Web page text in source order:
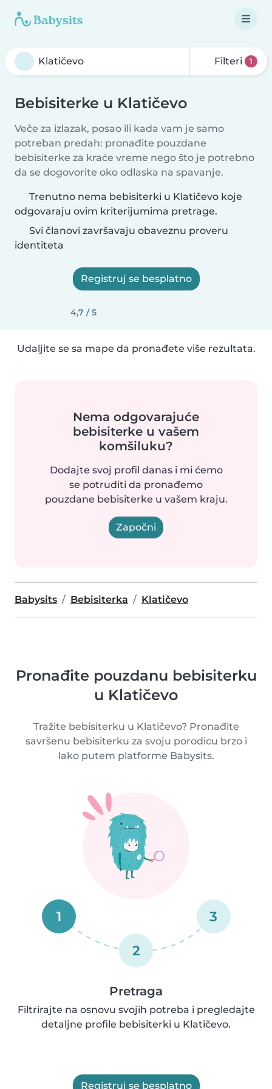
Filteri 1
Bebisiterke u Klatičevo
Veče za izlazak, posao ili kada vam je samo
potreban predah: pronađite pouzdane
bebisiterke za kraće vreme nego što je potrebno
da se dogovorite oko odlaska na spavanje.
Trenutno nema bebisiterki u Klatičevo koje
odgovaraju ovim kriterijumima pretrage.
Svi članovi završavaju obaveznu proveru
identiteta
Registruj se besplatno
4,7 / 5
Udaljite se sa mape da pronađete više rezultata.
Nema odgovarajuće
bebisiterke u vašem
komšiluku?
Dodajte svoj profil danas i mi ćemo
se potruditi da pronađemo
pouzdane bebisiterke u vašem kraju.
Započni
Babysits Bebisiterka Klatičevo
Pronađite pouzdanu bebisiterku
u Klatičevo
Tražite bebisiterku u Klatičevo? Pronađite
savršenu bebisiterku za svoju porodicu brzo i
lako putem platforme Babysits.
1
2
3
Pretraga
Filtrirajte na osnovu svojih potreba i pregledajte
detaljne profile bebisiterki u Klatičevo.
Registruj se besplatno